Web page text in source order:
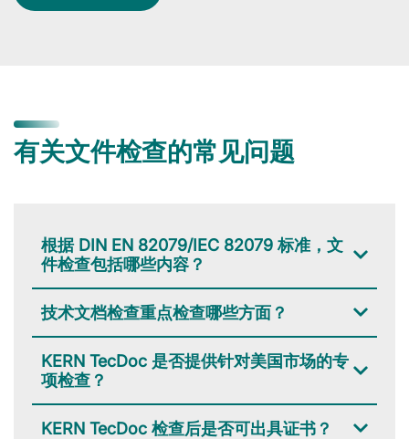
有关文件检查的常见问题
根据 DIN EN 82079/IEC 82079 标准，文
件检查包括哪些内容？
技术文档检查重点检查哪些方面？
KERN TecDoc 是否提供针对美国市场的专
项检查？
KERN TecDoc 检查后是否可出具证书？